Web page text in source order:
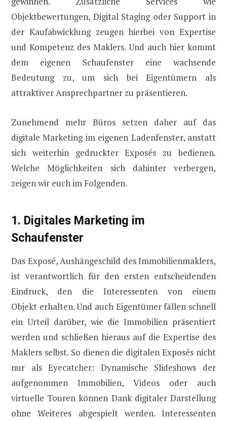
Objektbewertungen, Digital Staging oder Support in
der Kaufabwicklung zeugen hierbei von Expertise
und Kompetenz des Maklers. Und auch hier kommt
dem eigenen Schaufenster eine wachsende
Bedeutung zu, um sich bei Eigentümern als
attraktiver Ansprechpartner zu präsentieren.
Zunehmend mehr Büros setzen daher auf das
digitale Marketing im eigenen Ladenfenster, anstatt
sich weiterhin gedruckter Exposés zu bedienen.
Welche Möglichkeiten sich dahinter verbergen,
zeigen wir euch im Folgenden.
1. Digitales Marketing im
Schaufenster
Das Exposé, Aushängeschild des Immobilienmaklers,
ist verantwortlich für den ersten entscheidenden
Eindruck, den die Interessenten von einem
Objekt erhalten. Und auch Eigentümer fällen schnell
ein Urteil darüber, wie die Immobilien präsentiert
werden und schließen hieraus auf die Expertise des
Maklers selbst. So dienen die digitalen Exposés nicht
nur als Eyecatcher: Dynamische Slideshows der
aufgenommen Immobilien, Videos oder auch
virtuelle Touren können Dank digitaler Darstellung
ohne Weiteres abgespielt werden. Interessenten